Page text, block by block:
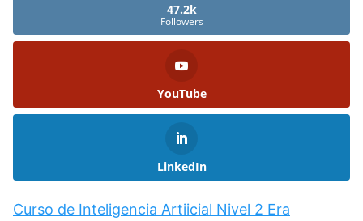
47.2k
Followers
YouTube
LinkedIn
Curso de Inteligencia Artiicial Nivel 2 Era